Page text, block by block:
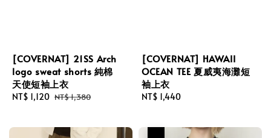
[COVERNAT] 21SS Arch
logo sweat shorts 純棉
天使短袖上衣
Sale
NT$ 1,120 Regular
NT$ 1,380
[COVERNAT] HAWAII
OCEAN TEE 夏威夷海灘短
袖上衣
Regular
NT$ 1,440